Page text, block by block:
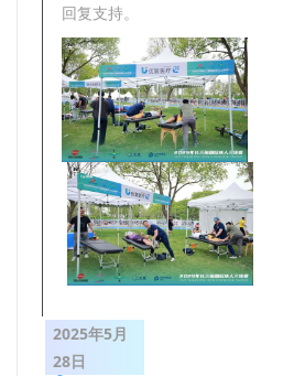
回复支持。
2025年5月
28日